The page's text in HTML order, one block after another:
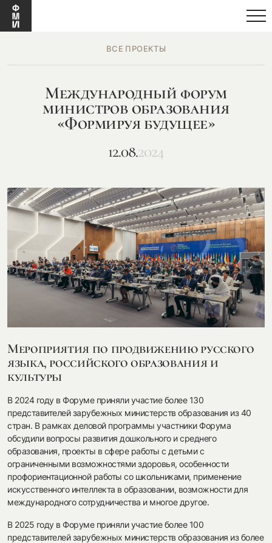
посмотреть на карте
my.history.fond@bk.ru
смотреть
ВСЕ ПРОЕКТЫ
Международный форум
министров образования
«Формируя будущее»
12.08.2024
Мероприятия по продвижению русского
языка, российского образования и
культуры
В 2024 году в Форуме приняли участие более 130
представителей зарубежных министерств образования из 40
стран. В рамках деловой программы участники Форума
обсудили вопросы развития дошкольного и среднего
образования, проекты в сфере работы с детьми с
ограниченными возможностями здоровья, особенности
профориентационной работы со школьниками, применение
искусственного интеллекта в образовании, возможности для
международного сотрудничества и многое другое.
В 2025 году в Форуме приняли участие более 100
представителей зарубежных министерств образования из более